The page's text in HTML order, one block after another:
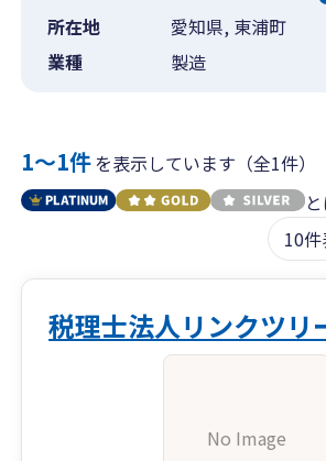
所在地
愛知県, 東浦町
業種
製造
1〜1件を表示しています（全1件）
税理士法人リンクツリ
No Image